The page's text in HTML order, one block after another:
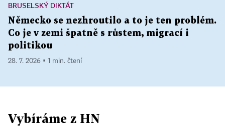
BRUSELSKÝ DIKTÁT
Německo se nezhroutilo a to je ten problém.
Co je v zemi špatně s růstem, migrací i
politikou
28. 7. 2026 ▪ 1 min. čtení
Vybíráme z HN